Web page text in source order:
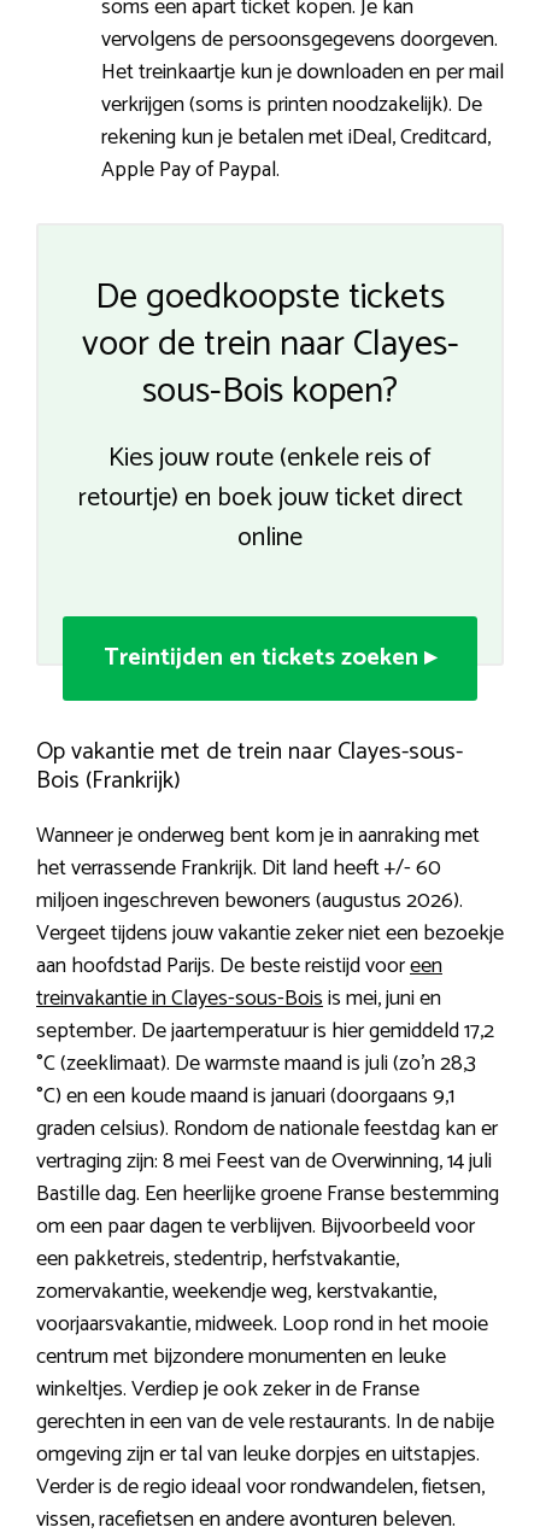
vervolgens de persoonsgegevens doorgeven.
Het treinkaartje kun je downloaden en per mail
verkrijgen (soms is printen noodzakelijk). De
rekening kun je betalen met iDeal, Creditcard,
Apple Pay of Paypal.
De goedkoopste tickets
voor de trein naar Clayes-
sous-Bois kopen?
Kies jouw route (enkele reis of
retourtje) en boek jouw ticket direct
online
Treintijden en tickets zoeken ▸
Op vakantie met de trein naar Clayes-sous-
Bois (Frankrijk)
Wanneer je onderweg bent kom je in aanraking met
het verrassende Frankrijk. Dit land heeft +/- 60
miljoen ingeschreven bewoners (augustus 2026).
Vergeet tijdens jouw vakantie zeker niet een bezoekje
aan hoofdstad Parijs. De beste reistijd vooreen
treinvakantie in Clayes-sous-Boisis mei, juni en
september. De jaartemperatuur is hier gemiddeld 17,2
°C (zeeklimaat). De warmste maand is juli (zo’n 28,3
°C) en een koude maand is januari (doorgaans 9,1
graden celsius). Rondom de nationale feestdag kan er
vertraging zijn: 8 mei Feest van de Overwinning, 14 juli
Bastille dag. Een heerlijke groene Franse bestemming
om een paar dagen te verblijven. Bijvoorbeeld voor
een pakketreis, stedentrip, herfstvakantie,
zomervakantie, weekendje weg, kerstvakantie,
voorjaarsvakantie, midweek. Loop rond in het mooie
centrum met bijzondere monumenten en leuke
winkeltjes. Verdiep je ook zeker in de Franse
gerechten in een van de vele restaurants. In de nabije
omgeving zijn er tal van leuke dorpjes en uitstapjes.
Verder is de regio ideaal voor rondwandelen, fietsen,
vissen, racefietsen en andere avonturen beleven.